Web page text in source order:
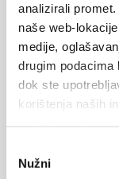
analizirali
naše web-
medije,
drugim podacima
dok ste
korištenja naših
pristanka
Nužni
SEND
Map